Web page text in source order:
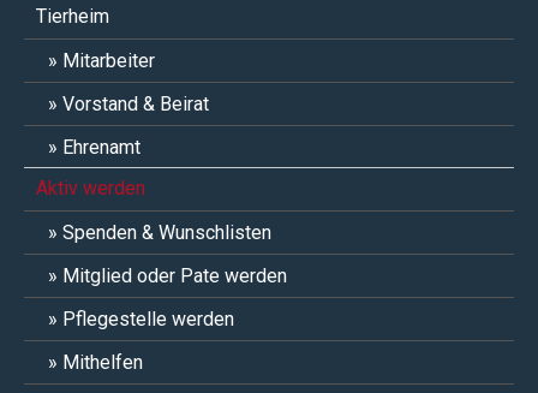
Tierheim
Mitarbeiter
Vorstand & Beirat
Ehrenamt
Aktiv werden
Spenden & Wunschlisten
Mitglied oder Pate werden
Pflegestelle werden
Mithelfen